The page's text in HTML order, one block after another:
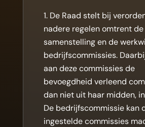
De Raad stelt bij
nadere regelen omtrent de
samenstelling en de
bedrijfscommissies.
aan deze commissies de
bevoegdheid verleend
dan niet uit haar midden,
De bedrijfscommissie kan
ingestelde commissies